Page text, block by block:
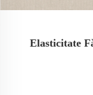
Elasticitate